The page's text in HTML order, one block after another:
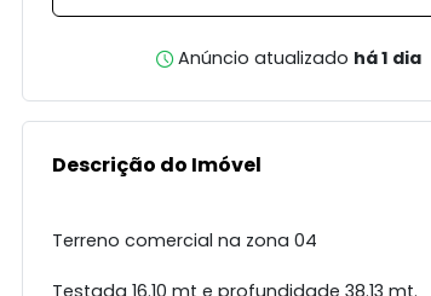
Anúncio atualizado há 1 dia
Descrição do Imóvel
Terreno comercial na zona 04
Testada 16.10 mt e profundidade 38.13 mt.